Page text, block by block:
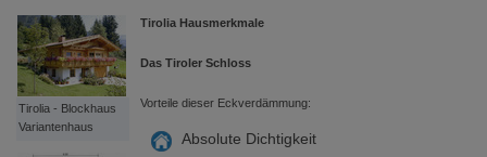
Tirolia - Blockhaus
Variantenhaus
Tirolia Hausmerkmale
Das Tiroler Schloss
Vorteile dieser Eckverdämmung:
Absolute Dichtigkeit